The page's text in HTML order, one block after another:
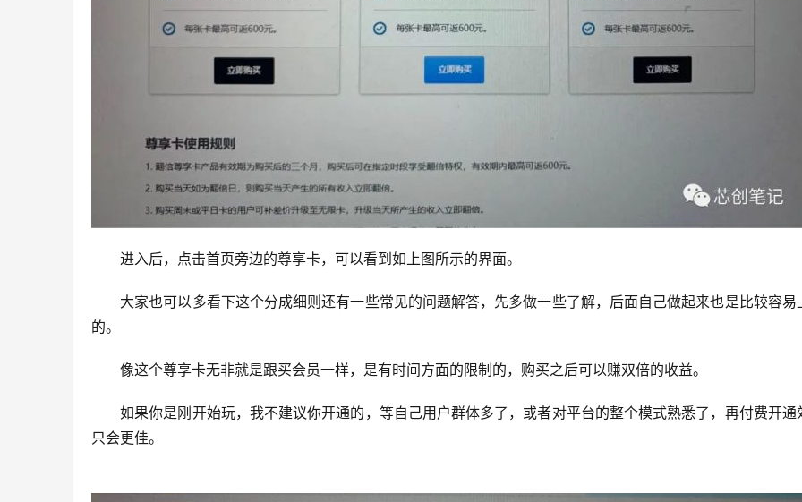
进入后，点击首页旁边的尊享卡，可以看到如上图所示的界面。
大家也可以多看下这个分成细则还有一些常见的问题解答，先多做一些了解，后面自己做起来也是比较容易
的。
像这个尊享卡无非就是跟买会员一样，是有时间方面的限制的，购买之后可以赚双倍的收益。
如果你是刚开始玩，我不建议你开通的，等自己用户群体多了，或者对平台的整个模式熟悉了，再付费开通
只会更佳。